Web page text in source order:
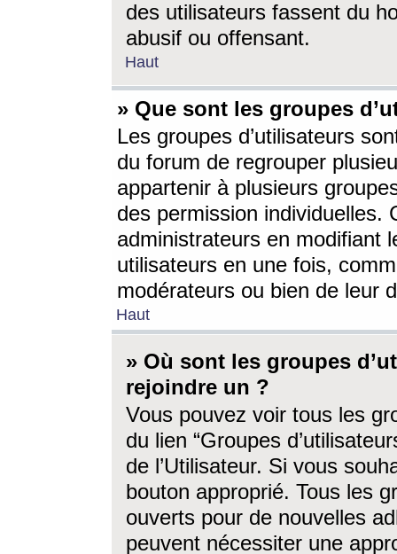
des utilisateurs fassent du
abusif ou offensant.
Haut
» Que sont les groupes
Les groupes d’utilisateurs
du forum de regrouper
appartenir à plusieurs
des permission individuelles.
administrateurs en modifiant
utilisateurs en une fois,
modérateurs ou bien de leur
Haut
» Où sont les groupes
rejoindre un ?
Vous pouvez voir tous les
du lien “Groupes
de l’Utilisateur. Si vous
bouton approprié. Tous les
ouverts pour de nouvelles
peuvent nécessiter une